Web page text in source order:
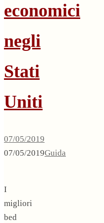
economici
negli
Stati
Uniti
07/05/2019
07/05/2019Guida
I
migliori
bed